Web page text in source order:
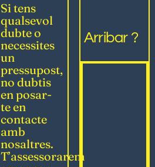
Si tens
qualsevol
dubte o
necessites
un
pressupost,
no dubtis
en posar-
te en
contacte
amb
nosaltres.
T’assessorarem
Arribar ?